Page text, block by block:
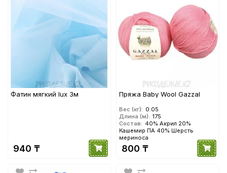
Фатин мягкий lux 3м
940 ₸
Пряжа Baby Wool Gazzal
Вес (кг): 0.05
Длина (м): 175
Состав: 40% Акрил 20%
Кашемир ПА 40% Шерсть
мериноса
800 ₸